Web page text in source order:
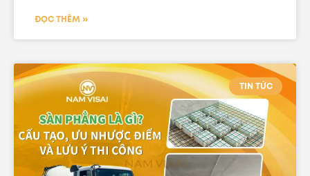
ĐỌC THÊM »
TIN TỨC